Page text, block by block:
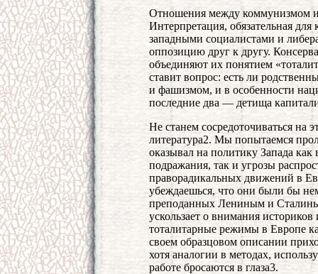
Отношения между коммунизмом
Интерпретация, обязательная
западными социалистами и
оппозицию друг к другу.
объединяют их понятием
ставит вопрос: есть ли
и фашизмом, и в особенности
последние два — детища
Не станем сосредоточиваться на
литература2. Мы попытаемся
оказывал на политику Запада как
подражания, так и угрозы
праворадикальных движений в
убеждаешься, что они были бы
преподанных Лениным и
ускользает о внимания
тоталитарные режимы в Европе
своем образцовом описании
хотя аналогии в методах,
работе бросаются в глаза3.